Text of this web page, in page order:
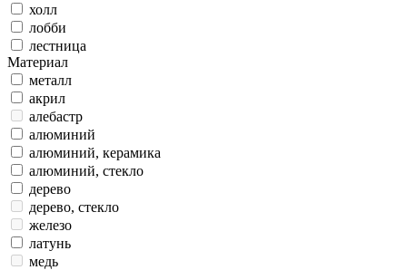
холл
лобби
лестница
Материал
металл
акрил
алебастр
алюминий
алюминий, керамика
алюминий, стекло
дерево
дерево, стекло
железо
латунь
медь